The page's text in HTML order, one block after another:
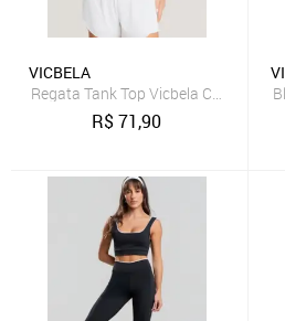
VICBELA
Regata Tank Top Vicbela Camiseta
R$71,90